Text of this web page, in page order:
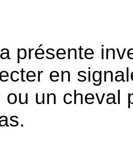
présente
en
ou un cheval